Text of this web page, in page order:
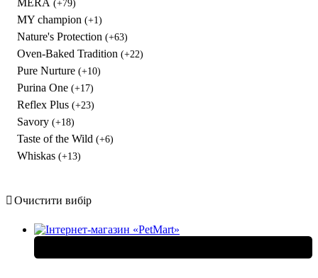
(+79)
MY champion (+1)
Nature's Protection (+63)
Oven-Baked Tradition (+22)
Pure Nurture (+10)
Purina One (+17)
Reflex Plus (+23)
Savory (+18)
Taste of the Wild (+6)
Whiskas (+13)
Очистити вибір